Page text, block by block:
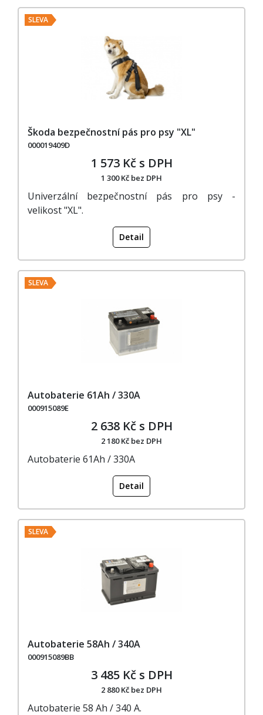
SLEVA
Škoda bezpečnostní pás pro psy "XL"
000019409D
1 573 Kč s DPH
1 300 Kč bez DPH
Univerzální bezpečnostní pás pro psy -
velikost "XL".
Detail
SLEVA
Autobaterie 61Ah / 330A
000915089E
2 638 Kč s DPH
2 180 Kč bez DPH
Autobaterie 61Ah / 330A
Detail
SLEVA
Autobaterie 58Ah / 340A
000915089BB
3 485 Kč s DPH
2 880 Kč bez DPH
Autobaterie 58 Ah / 340 A.